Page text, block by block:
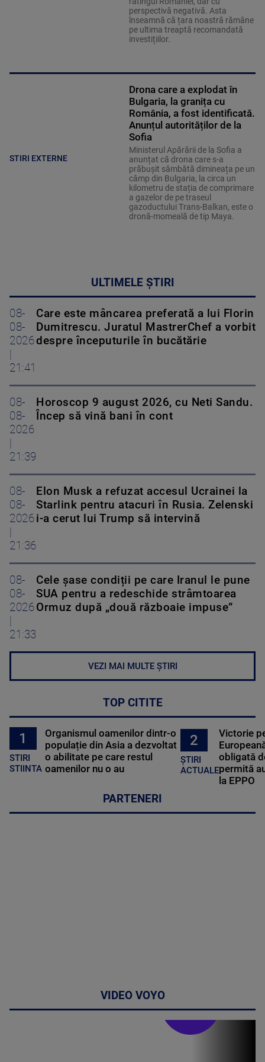
perspectivă negativă. Asta
înseamnă că țara noastră rămâne
pe ultima treaptă recomandată
investițiilor.
STIRI EXTERNE
Drona care a explodat în
Bulgaria, la granița cu
România, a fost identificată.
Anunțul autorităților de la
Sofia
Ministerul Apărării de la Sofia a
anunțat că drona care s-a
prăbușit sâmbătă dimineața pe un
câmp din Bulgaria, la circa un
kilometru de stația de comprimare
a gazelor de pe traseul
gazoductului Trans-Balkan, este o
dronă-momeală de tip Maya.
ULTIMELE ȘTIRI
08-
08-
2026
21:41
Care este mâncarea preferată a lui Florin
Dumitrescu. Juratul MastrerChef a vorbit
despre începuturile în bucătărie
08-
08-
2026
21:39
Horoscop 9 august 2026, cu Neti Sandu.
Încep să vină bani în cont
08-
08-
2026
21:36
Elon Musk a refuzat accesul Ucrainei la
Starlink pentru atacuri în Rusia. Zelenski
i-a cerut lui Trump să intervină
08-
08-
2026
21:33
Cele șase condiții pe care Iranul le pune
SUA pentru a redeschide strâmtoarea
Ormuz după „două războaie impuse”
VEZI MAI MULTE ȘTIRI
TOP CITITE
1
STIRI
STIINTA
Organismul oamenilor dintr-o
populație din Asia a dezvoltat
o abilitate pe care restul
oamenilor nu o au
2
ȘTIRI
ACTUALE
Victorie
obligată
permită
la EPPO
PARTENERI
VIDEO VOYO